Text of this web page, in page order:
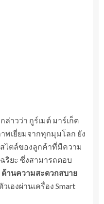
กล่าวว่า กูร์เมต์ มาร์เก็ต
เยี่ยมจากทุกมุมโลก ยัง
ไตล์ของลูกค้าที่มีความ
ริยะ ซึ่งสามารถตอบ
ด้านความสะดวกสบาย
องผ่านเครื่อง Smart